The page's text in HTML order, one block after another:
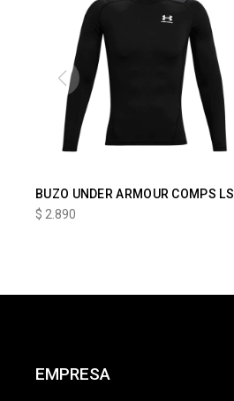
BUZO UNDER ARMOUR COMPS LS
$ 2.890
EMPRESA